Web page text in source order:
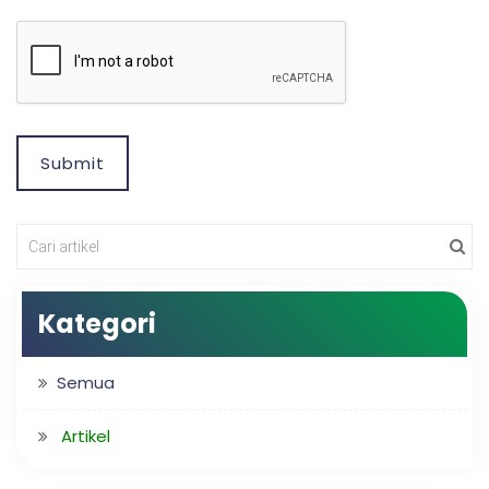
Submit
Kategori
Semua
Artikel